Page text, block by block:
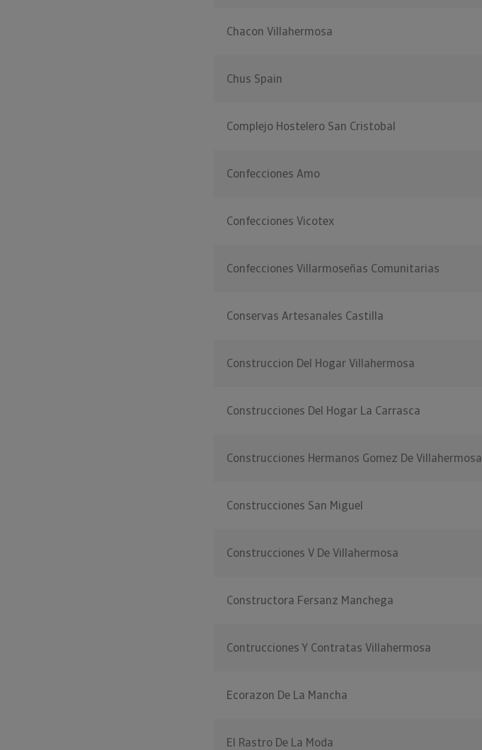
Chacon Villahermosa
Chus Spain
Complejo Hostelero San Cristobal
Confecciones Amo
Confecciones Vicotex
Confecciones Villarmoseñas Comunitarias
Conservas Artesanales Castilla
Construccion Del Hogar Villahermosa
Construcciones Del Hogar La Carrasca
Construcciones Hermanos Gomez De Villahermosa
Construcciones San Miguel
Construcciones V De Villahermosa
Constructora Fersanz Manchega
Contrucciones Y Contratas Villahermosa
Ecorazon De La Mancha
El Rastro De La Moda